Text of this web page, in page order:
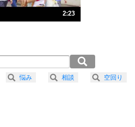
レス対策
、なんとかなるもの。
生きる30の方法
大きい人は、怒りを優しさで表現する。
ス思考
2:23
分11秒）
秒）
秒）
悩み 相談 空回り